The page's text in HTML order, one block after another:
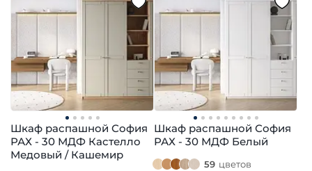
Шкаф распашной София
РАХ - 30 МДФ Кастелло
Медовый / Кашемир
Шкаф распашной София
РАХ - 30 МДФ Белый
59 цветов